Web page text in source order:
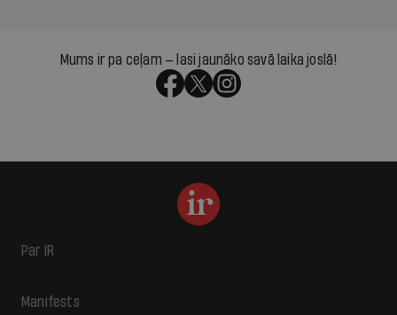
Mums ir pa ceļam — lasi jaunāko savā laika joslā!
Par IR
Manifests